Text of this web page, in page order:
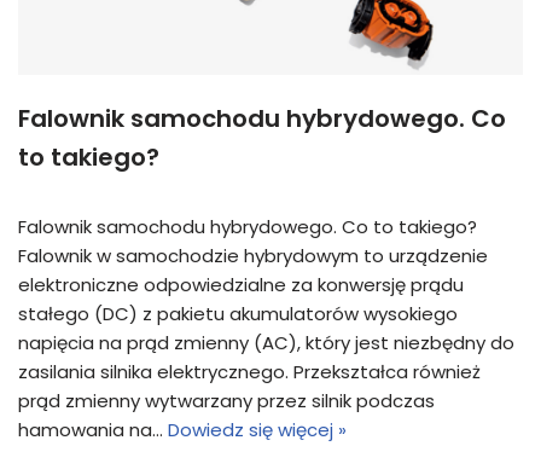
Falownik samochodu hybrydowego. Co
to takiego?
Falownik samochodu hybrydowego. Co to takiego?
Falownik w samochodzie hybrydowym to urządzenie
elektroniczne odpowiedzialne za konwersję prądu
stałego (DC) z pakietu akumulatorów wysokiego
napięcia na prąd zmienny (AC), który jest niezbędny do
zasilania silnika elektrycznego. Przekształca również
prąd zmienny wytwarzany przez silnik podczas
hamowania na… Dowiedz się więcej »